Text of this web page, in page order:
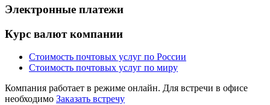
Электронные платежи
Курс валют компании
Стоимость почтовых услуг по России
Стоимость почтовых услуг по миру
Компания работает в режиме онлайн. Для встречи в офисе
необходимо Заказать встречу